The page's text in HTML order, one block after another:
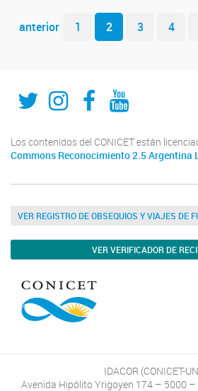
Navegador de artículos
anterior 1 2 3 4
Twitter
Instagram
Fecebook
Youtube
Los contenidos del CONICET están
Commons Reconocimiento 2.5 Argentina
VER REGISTRO DE OBSEQUIOS Y VIAJES DE
VER VERIFICADOR DE
IDACOR (CONICET-
Avenida Hipólito Yrigoyen 174 – 5000